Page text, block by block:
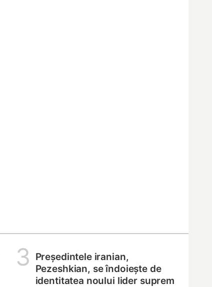
3
Președintele iranian,
Pezeshkian, se îndoiește de
identitatea noului lider suprem